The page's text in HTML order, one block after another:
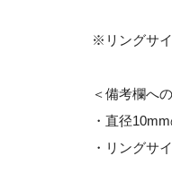
※リングサ
＜備考欄へ
・直径
・リングサ